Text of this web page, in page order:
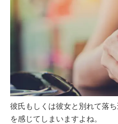
彼氏もしくは彼女と別れて落
を感じてしまいますよね。